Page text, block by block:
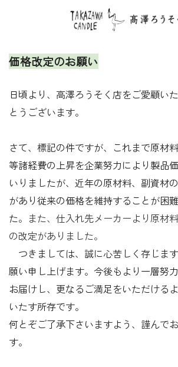
価格改定のお願い
日頃より、高澤ろうそく店をご愛顧い
とうございます。
さて、標記の件ですが、これまで原材
等諸経費の上昇を企業努力により製品
いりましたが、近年の原材料、副資材
があり従来の価格を維持することが困
た。 また、仕入れ先メーカーより原材
の改定がありました。
つきましては、誠に心苦しく存じま
願い申し上げます。今後もより一層努
お届けし、更なるご満足をいただける
いたす所存です。
何とぞご了承下さいますよう、謹んで
す。